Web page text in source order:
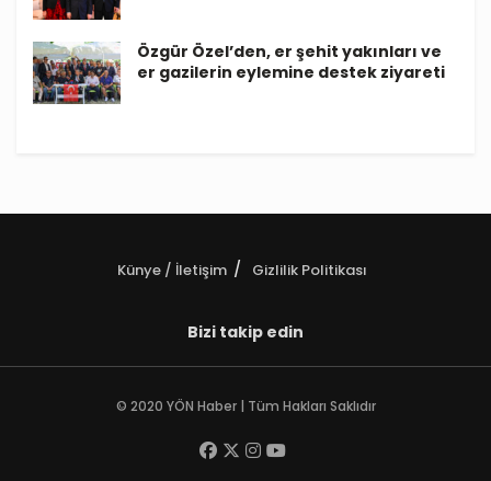
Özgür Özel’den, er şehit yakınları ve
er gazilerin eylemine destek ziyareti
Künye / İletişim Gizlilik Politikası
Bizi takip edin
© 2020 YÖN Haber | Tüm Hakları Saklıdır